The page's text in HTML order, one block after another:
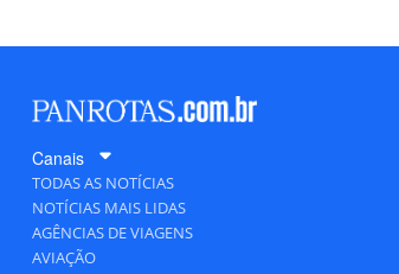
Canais
TODAS AS NOTÍCIAS
NOTÍCIAS MAIS LIDAS
AGÊNCIAS DE VIAGENS
AVIAÇÃO